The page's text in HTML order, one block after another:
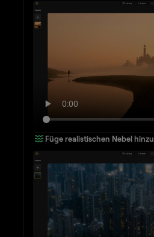
Füge realistischen Nebel hinzu